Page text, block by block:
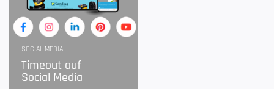
SOCIAL MEDIA
Timeout auf
Social Media